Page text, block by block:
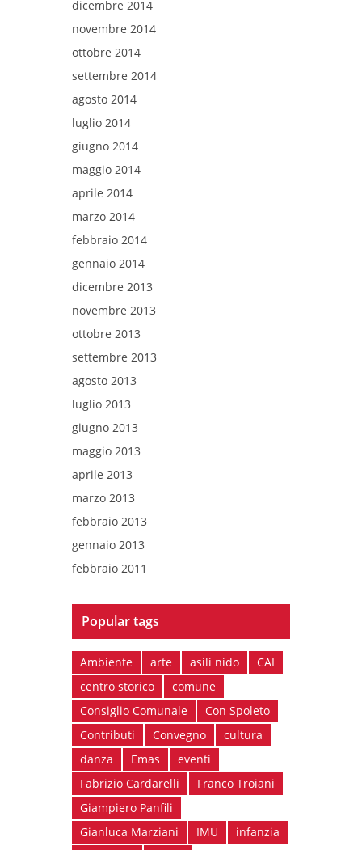
dicembre 2014
novembre 2014
ottobre 2014
settembre 2014
agosto 2014
luglio 2014
giugno 2014
maggio 2014
aprile 2014
marzo 2014
febbraio 2014
gennaio 2014
dicembre 2013
novembre 2013
ottobre 2013
settembre 2013
agosto 2013
luglio 2013
giugno 2013
maggio 2013
aprile 2013
marzo 2013
febbraio 2013
gennaio 2013
febbraio 2011
Popular tags
Ambiente arte asili nido
CAI
centro storico
comune
Consiglio Comunale
Con Spoleto
Contributi
Convegno
cultura
danza
Emas
eventi
Fabrizio Cardarelli
Franco Troiani
Giampiero Panfili
Gianluca Marziani
IMU
infanzia